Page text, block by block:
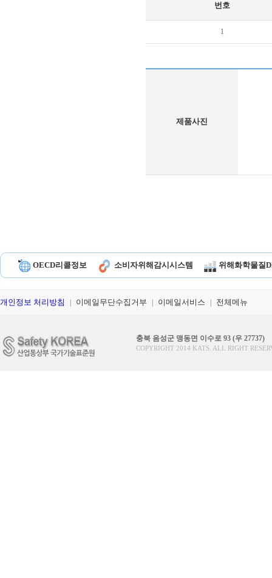
번호
1
제품사진
OECD리콜정보 소비자위해감시시스템 위해화학물질
개인정보 처리방침 이메일무단수집거부 이메일서비스 전체메뉴
충북 음성군 맹동면 이수로 93 (우 27737)
COPYRIGHT 2014 KATS. ALL RIGHT